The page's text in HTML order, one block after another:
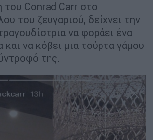
του Conrad Carr στο
του ζευγαριού, δείχνει την
να φοράει ένα
να κόβει μια τούρτα γάμου
της.